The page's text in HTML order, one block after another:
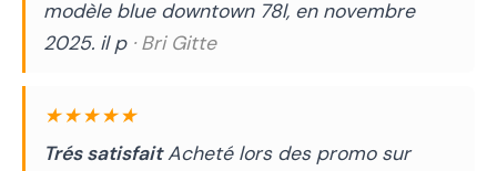
modèle blue downtown 78l, en novembre
2025. il p · Bri Gitte
★★★★★
Trés satisfaitAcheté lors des promo sur